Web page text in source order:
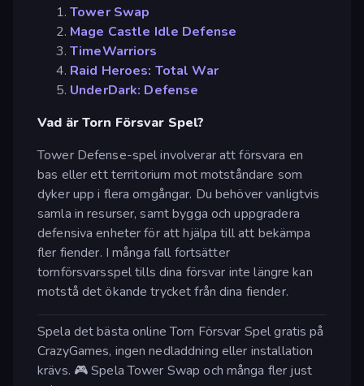
Tower Swap
Mage Castle Idle Defense
TimeWarriors
Raid Heroes: Total War
UnderDark: Defense
Vad är Torn Försvar Spel?
Tower Defense-spel involverar att försvara en
bas eller ett territorium mot motståndare som
dyker upp i flera omgångar. Du behöver vanligtvis
samla in resurser, samt bygga och uppgradera
defensiva enheter för att hjälpa till att bekämpa
fler fiender. I många fall fortsätter
tornförsvarsspel tills dina försvar inte längre kan
motstå det ökande trycket från dina fiender.
Spela det bästa online Torn Försvar Spel gratis på
CrazyGames, ingen nedladdning eller installation
krävs. 🎮 Spela Tower Swap och många fler just